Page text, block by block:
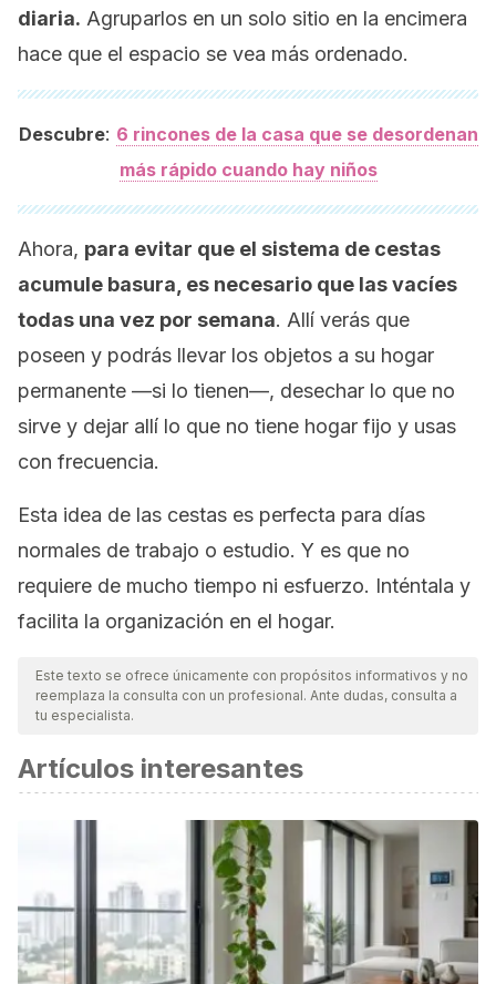
diaria. Agruparlos en un solo sitio en la encimera
hace que el espacio se vea más ordenado.
Descubre: 6 rincones de la casa que se desordenan
más rápido cuando hay niños
Ahora, para evitar que el sistema de cestas
acumule basura, es necesario que las vacíes
todas una vez por semana. Allí verás que
poseen y podrás llevar los objetos a su hogar
permanente —si lo tienen—, desechar lo que no
sirve y dejar allí lo que no tiene hogar fijo y usas
con frecuencia.
Esta idea de las cestas es perfecta para días
normales de trabajo o estudio. Y es que no
requiere de mucho tiempo ni esfuerzo. Inténtala y
facilita la organización en el hogar.
Este texto se ofrece únicamente con propósitos informativos y no
reemplaza la consulta con un profesional. Ante dudas, consulta a
tu especialista.
Artículos interesantes